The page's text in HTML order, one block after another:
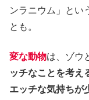
ンラニウム」とい
とも。
変な動物は、ゾウ
ッチなことを考え
エッチな気持ちが